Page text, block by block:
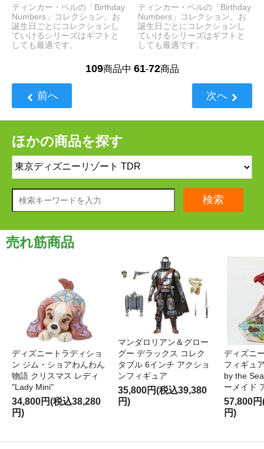
ティンカー・ベルの「Birthday
Numbers」コレクション。お
誕生日ごとにコレクションし
ていけるシリーズはギフトと
しても最適です。
ティンカー・ベルの「Birthday
Numbers」コレクション。お
誕生日ごとにコレクションし
ていけるシリーズはギフトと
しても最適です。
109商品中 61-72商品
前へ 次へ
ほかの商品を探す
検索
売れ筋商品
ディズニートラディショ
ン ジム・ショアわんわん
物語 クリスマス レディ
"Lady Mini"
34,800円(税込38,280
円)
マンダロリアン＆グロー
グー デラックス コレク
タブル 6インチ アクショ
ンフィギュア
35,800円(税込39,380
円)
ディズニ
フィギュ
by the
ーメイド
57,800
円)